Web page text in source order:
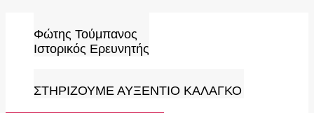
content
Φώτης Τούμπανος
Ιστορικός Ερευνητής
ΣΤΗΡΙΖΟΥΜΕ ΑΥΞΕΝΤΙΟ ΚΑΛΑΓΚΟ